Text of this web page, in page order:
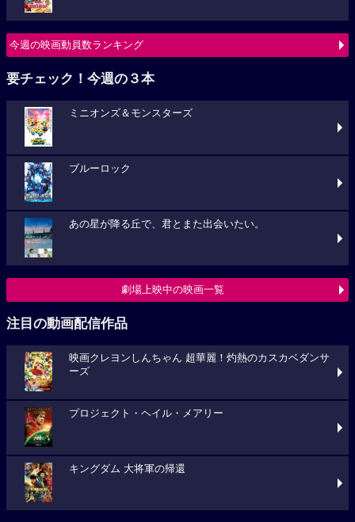
今週の映画動員数ランキング
要チェック！今週の３本
ミニオンズ＆モンスターズ
ブルーロック
あの星が降る丘で、君とまた出会いたい。
劇場上映中の映画一覧
注目の動画配信作品
映画クレヨンしんちゃん 超華麗！灼熱のカスカベダンサ
ーズ
プロジェクト・ヘイル・メアリー
キングダム 大将軍の帰還